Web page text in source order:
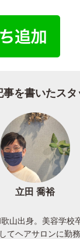
事を書いたスタ
立田 喬裕
山出身。美容学校
てヘアサロンに勤務